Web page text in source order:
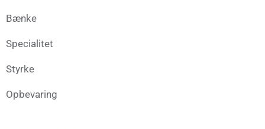
Bænke
Specialitet
Styrke
Opbevaring